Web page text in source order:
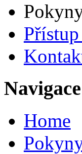
Navigace
Home